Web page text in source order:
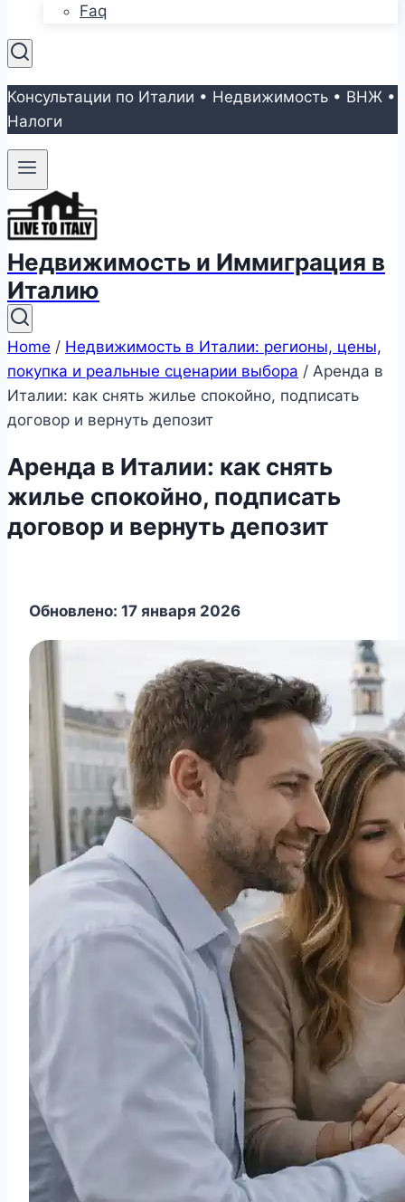
Faq
Консультации по Италии • Недвижимость • ВНЖ •
Налоги
Недвижимость и Иммиграция в
Италию
Home / Недвижимость в Италии: регионы, цены,
покупка и реальные сценарии выбора / Аренда в
Италии: как снять жилье спокойно, подписать
договор и вернуть депозит
Аренда в Италии: как снять
жилье спокойно, подписать
договор и вернуть депозит
Обновлено: 17 января 2026